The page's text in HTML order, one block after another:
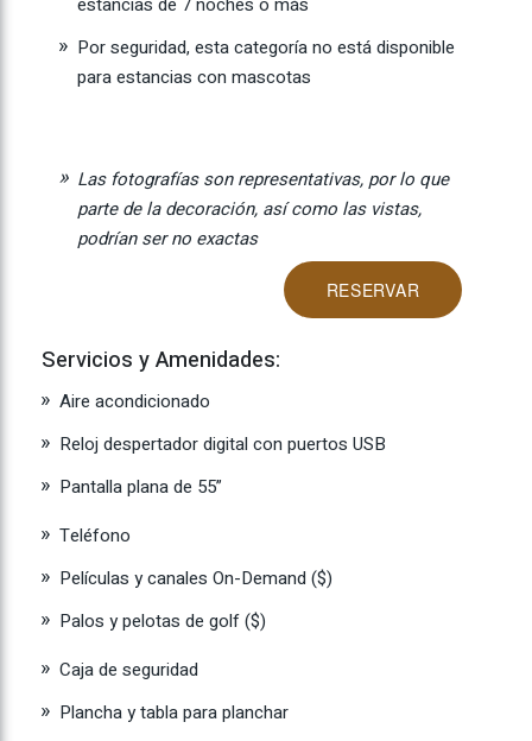
Por seguridad, esta categoría no está disponible
para estancias con mascotas
Las fotografías son representativas, por lo que
parte de la decoración, así como las vistas,
podrían ser no exactas
RESERVAR
Servicios y Amenidades:
Aire acondicionado
Reloj despertador digital con puertos USB
Pantalla plana de 55”
Teléfono
Películas y canales On-Demand ($)
Palos y pelotas de golf ($)
Caja de seguridad
Plancha y tabla para planchar